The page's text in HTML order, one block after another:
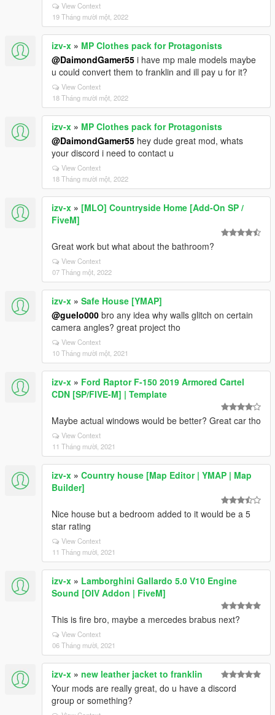
View Context
19 Tháng mười một, 2022
izv-x » MP Clothes pack for Protagonists
@DaimondGamer55 i have mp male models maybe
u could convert them to franklin and ill pay u for it?
View Context
18 Tháng mười một, 2022
izv-x » MP Clothes pack for Protagonists
@DaimondGamer55 hey dude great mod, whats
your discord i need to contact u
View Context
18 Tháng mười một, 2022
izv-x » [MLO] Countryside Home [Add-On SP /
FiveM]
Great work but what about the bathroom?
View Context
07 Tháng một, 2022
izv-x » Safe House [YMAP]
@guelo000 bro any idea why walls glitch on certain
camera angles? great project tho
View Context
10 Tháng mười một, 2021
izv-x » Ford Raptor F-150 2019 Armored Cartel
CDN [SP/FIVE-M] | Template
Maybe actual windows would be better? Great car tho
View Context
11 Tháng mười, 2021
izv-x » Country house [Map Editor | YMAP | Map
Builder]
Nice house but a bedroom added to it would be a 5
star rating
View Context
11 Tháng mười, 2021
izv-x » Lamborghini Gallardo 5.0 V10 Engine
Sound [OIV Addon | FiveM]
This is fire bro, maybe a mercedes brabus next?
View Context
06 Tháng mười, 2021
izv-x » new leather jacket to franklin
Your mods are really great, do u have a discord
group or something?